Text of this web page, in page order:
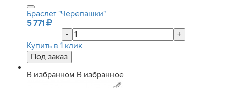
Браслет "Черепашки"
5 771
-
+
Купить в 1 клик
В избранном В избранное